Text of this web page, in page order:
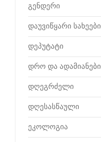
გენდერი
დაუვიწყარი სახეები
დეპუტატი
დრო და ადამიანები
დღეგრძელი
დღესასწაული
ეკოლოგია